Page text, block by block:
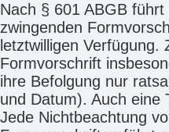
Nach § 601 ABGB
zwingenden
letztwilligen Verfügung.
Formvorschrift
ihre Befolgung nur
und Datum). Auch eine
Jede Nichtbeachtung